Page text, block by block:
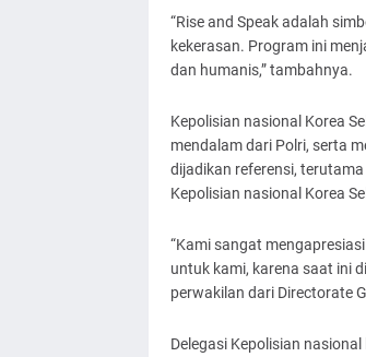
“Rise and Speak adalah
kekerasan. Program ini
dan humanis,” tambahnya.
Kepolisian nasional Korea
mendalam dari Polri, serta
dijadikan referensi,
Kepolisian nasional Korea
“Kami sangat
untuk kami, karena saat ini
perwakilan dari Directorate
Delegasi Kepolisian